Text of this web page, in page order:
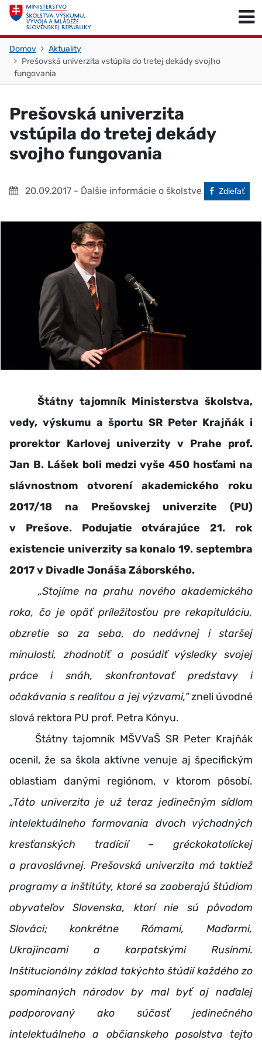
Skočiť na obsah
Domov
Aktuality
Prešovská univerzita vstúpila do tretej dekády svojho
fungovania
Prešovská univerzita
vstúpila do tretej dekády
svojho fungovania
20.09.2017 - Ďalšie informácie o školstve Facebook
Zdieľať
Štátny tajomník Ministerstva školstva,
vedy, výskumu a športu SR Peter Krajňák i
prorektor Karlovej univerzity v Prahe prof.
Jan B. Lášek boli medzi vyše 450 hosťami na
slávnostnom otvorení akademického roku
2017/18 na Prešovskej univerzite (PU)
v Prešove. Podujatie otvárajúce 21. rok
existencie univerzity sa konalo 19. septembra
2017 v Divadle Jonáša Záborského.
„Stojíme na prahu nového akademického
roka, čo je opäť príležitosťou pre rekapituláciu,
obzretie sa za seba, do nedávnej i staršej
minulosti, zhodnotiť a posúdiť výsledky svojej
práce i snáh, skonfrontovať predstavy i
očakávania s realitou a jej výzvami,“zneli úvodné
slová rektora PU prof. Petra Kónyu.
Štátny tajomník MŠVVaŠ SR Peter Krajňák
ocenil, že sa škola aktívne venuje aj špecifickým
oblastiam danými regiónom, v ktorom pôsobí.
„Táto univerzita je už teraz jedinečným sídlom
intelektuálneho formovania dvoch východných
kresťanských tradícií – gréckokatolíckej
a pravoslávnej. Prešovská univerzita má taktiež
programy a inštitúty, ktoré sa zaoberajú štúdiom
obyvateľov Slovenska, ktorí nie sú pôvodom
Slováci; konkrétne Rómami, Maďarmi,
Ukrajincami a karpatskými Rusínmi.
Inštitucionálny základ takýchto štúdií každého zo
spomínaných národov by mal byť aj naďalej
podporovaný ako súčasť jedinečného
intelektuálneho a občianskeho posolstva tejto
Skočiť na začiatok stránky